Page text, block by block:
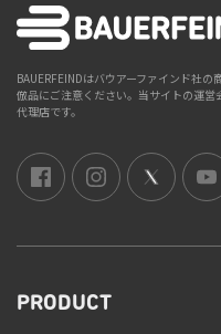
BAUERFEINDはバウアーファインド社
倣品にご注意ください。当サイトの運営
代理店です。
PRODUCT